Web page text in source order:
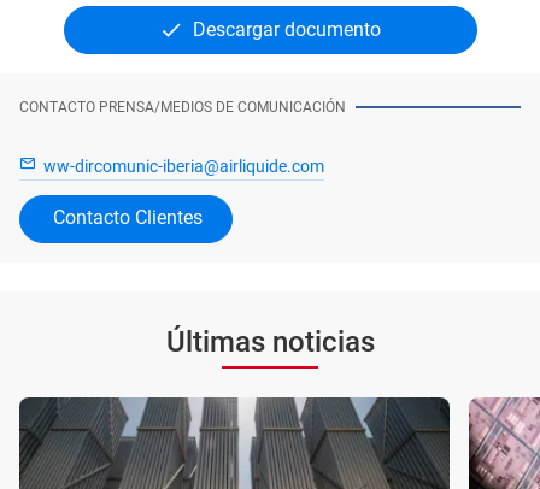
Descargar documento
CONTACTO PRENSA/MEDIOS DE COMUNICACIÓN
ww-dircomunic-iberia@airliquide.com
Contacto Clientes
Últimas noticias